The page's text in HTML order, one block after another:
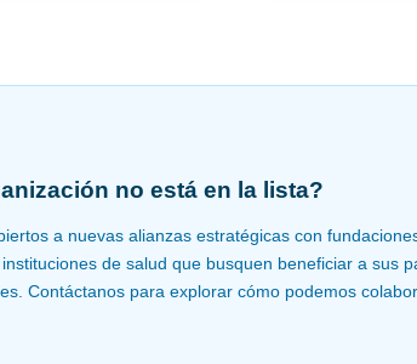
no está en la lista?
a nuevas alianzas estratégicas con
de salud que busquen beneficiar a sus
Contáctanos para explorar cómo podemos